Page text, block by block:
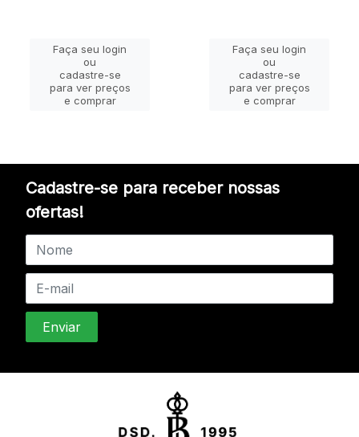
Faça seu login
ou
cadastre-se
para ver preços
e comprar
Faça seu login
ou
cadastre-se
para ver preços
e comprar
Cadastre-se para receber nossas
ofertas!